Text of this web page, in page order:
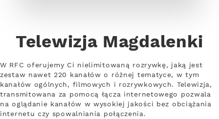
Telewizja Magdalenki
W RFC oferujemy Ci nielimitowaną rozrywkę, jaką jest
zestaw nawet 220 kanałów o różnej tematyce, w tym
kanałów ogólnych, filmowych i rozrywkowych. Telewizja,
transmitowana za pomocą łącza internetowego pozwala
na oglądanie kanałów w wysokiej jakości bez obciążania
internetu czy spowalniania połączenia.